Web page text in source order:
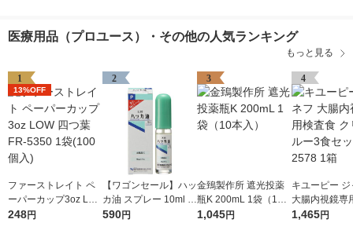
医療用品（プロユース）・その他の人気ランキング
もっと見る
1
13%OFF
ファーストレイト ペ
ーパーカップ3oz LO
W 四つ葉 FR-5350 1
248円
2
【ワゴンセール】ハッ
カ油 スプレー 10ml ア
ロマ お風呂 虫よけ マ
590円
3
金鵄製作所 遮光投薬
瓶K 200mL 1袋（10
本入）
1,045円
4
キユーピー
大腸内視鏡専
クリアスルー
1,465円